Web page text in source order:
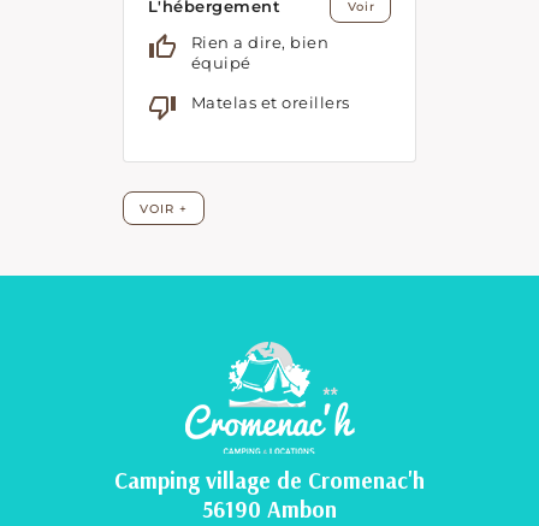
Camping village de Cromenac'h
56190 Ambon